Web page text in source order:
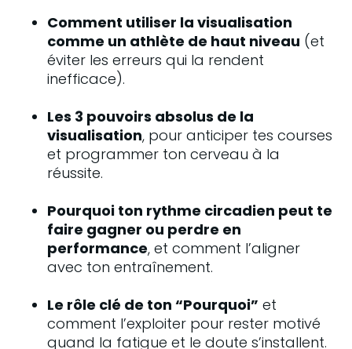
Comment utiliser la visualisation
comme un athlète de haut niveau (et
éviter les erreurs qui la rendent
inefficace).
Les 3 pouvoirs absolus de la
visualisation, pour anticiper tes courses
et programmer ton cerveau à la
réussite.
Pourquoi ton rythme circadien peut te
faire gagner ou perdre en
performance, et comment l’aligner
avec ton entraînement.
Le rôle clé de ton “Pourquoi” et
comment l’exploiter pour rester motivé
quand la fatigue et le doute s’installent.